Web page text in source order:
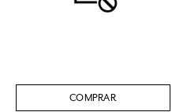
COMPRAR